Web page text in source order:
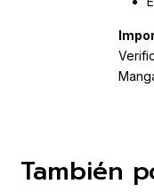
También